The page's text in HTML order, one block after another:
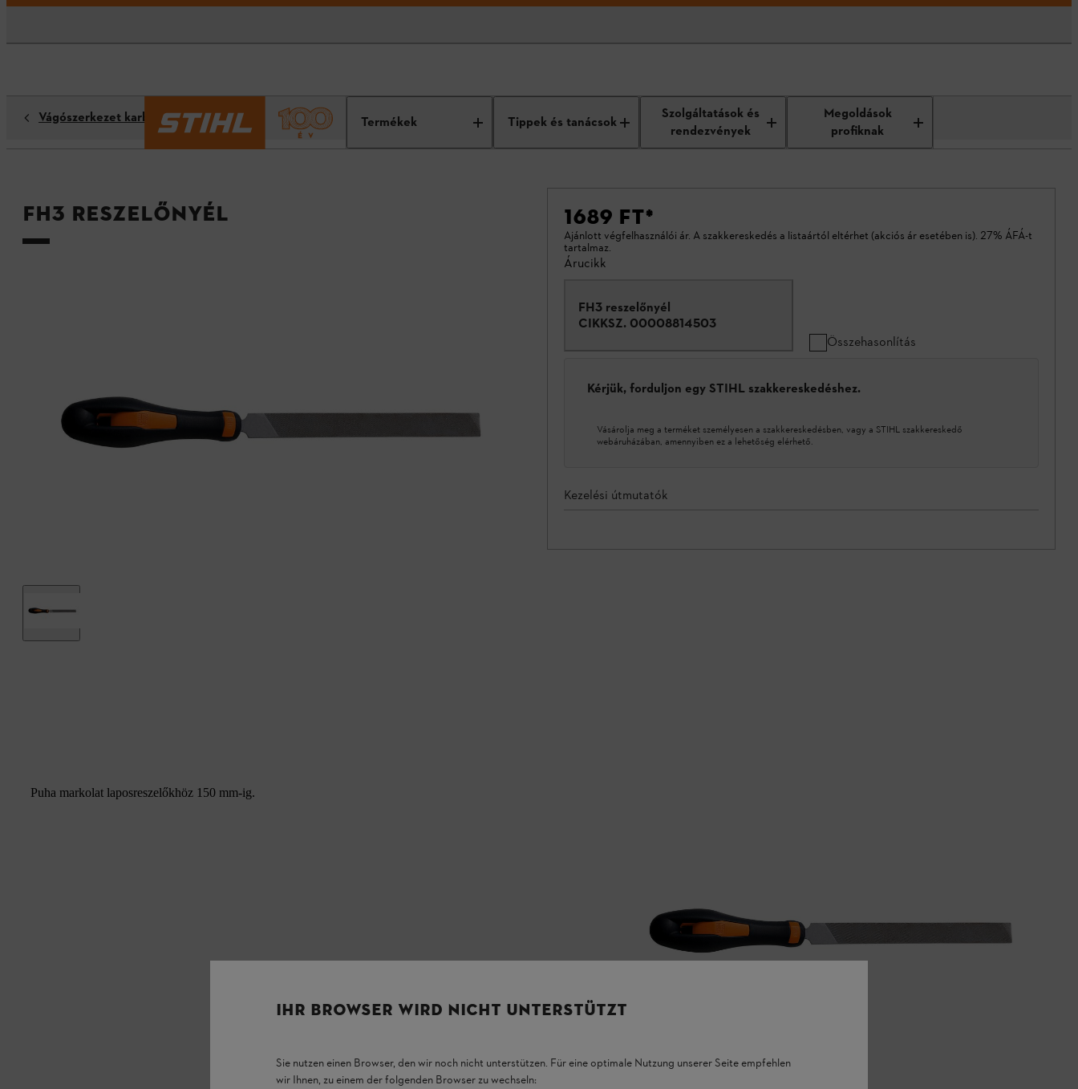
Termékek Tippek és tanácsok
Szolgáltatások és
rendezvények
Megoldások
profiknak
Vágószerkezet karbantartása
FH3 reszelőnyél 1689 FT*
Ajánlott végfelhasználói ár. A szakkereskedés a listaártól eltérhet (akciós ár esetében is). 27% ÁFÁ-t
tartalmaz.
Árucikk
FH3 reszelőnyél
CIKKSZ. 00008814503
Összehasonlítás
Kérjük, forduljon egy STIHL szakkereskedéshez.
Vásárolja meg a terméket személyesen a szakkereskedésben, vagy a STIHL szakkereskedő
webáruházában, amennyiben ez a lehetőség elérhető.
Kezelési útmutatók
Puha markolat laposreszelőkhöz 150 mm-ig.
IHR BROWSER WIRD NICHT UNTERSTÜTZT
Sie nutzen einen Browser, den wir noch nicht unterstützen. Für eine optimale Nutzung unserer Seite empfehlen
wir Ihnen, zu einem der folgenden Browser zu wechseln: